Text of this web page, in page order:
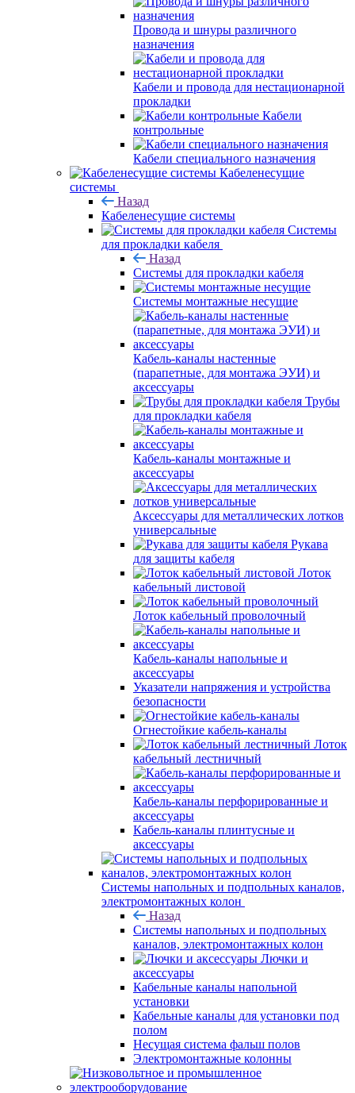
Провода и шнуры различного
назначения
Кабели и провода для нестационарной
прокладки
Кабели
контрольные
Кабели специального назначения
Кабеленесущие
системы
Назад
Кабеленесущие системы
Системы
для прокладки кабеля
Назад
Системы для прокладки кабеля
Системы монтажные несущие
Кабель-каналы настенные
(парапетные, для монтажа ЭУИ) и
аксессуары
Трубы
для прокладки кабеля
Кабель-каналы монтажные и
аксессуары
Аксессуары для металлических лотков
универсальные
Рукава
для защиты кабеля
Лоток
кабельный листовой
Лоток кабельный проволочный
Кабель-каналы напольные и
аксессуары
Указатели напряжения и устройства
безопасности
Огнестойкие кабель-каналы
Лоток
кабельный лестничный
Кабель-каналы перфорированные и
аксессуары
Кабель-каналы плинтусные и
аксессуары
Системы напольных и подпольных каналов,
электромонтажных колон
Назад
Системы напольных и подпольных
каналов, электромонтажных колон
Лючки и
аксессуары
Кабельные каналы напольной
установки
Кабельные каналы для установки под
полом
Несущая система фальш полов
Электромонтажные колонны